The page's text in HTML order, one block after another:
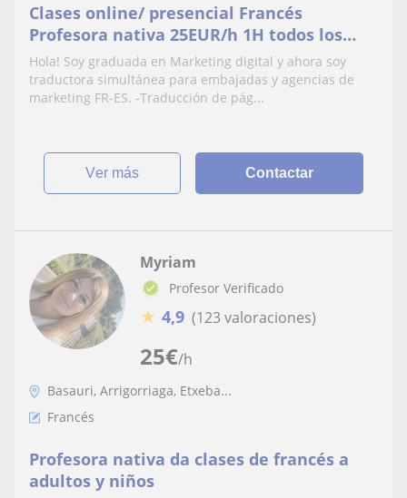
Clases online/ presencial Francés
Profesora nativa 25EUR/h 1H todos los
niveles
Hola! Soy graduada en Marketing digital y ahora soy
traductora simultánea para embajadas y agencias de
marketing FR-ES. -Traducción de pág...
ver más Contactar
25€/h
Myriam
Profesor Verificado
★ 4,9 (123 valoraciones)
Basauri, Arrigorriaga, Etxeba...
Francés
Profesora nativa da clases de francés a
adultos y niños